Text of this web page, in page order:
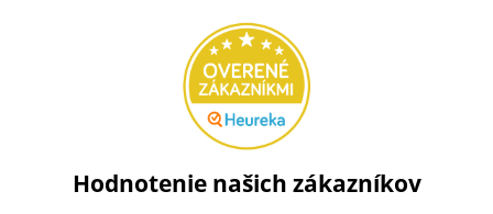
Hodnotenie našich zákazníkov